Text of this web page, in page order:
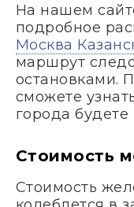
На нашем
подробное
Москва
маршрут
остановками.
сможете
города будете
Стоимость
Стоимость